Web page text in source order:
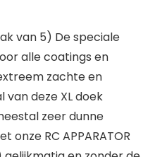
van 5) De speciale
alle coatings en
zachte en
deze XL doek
zeer dunne
RC APPARATOR